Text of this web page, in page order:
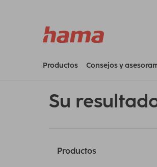
Productos Consejos y
Su
Productos